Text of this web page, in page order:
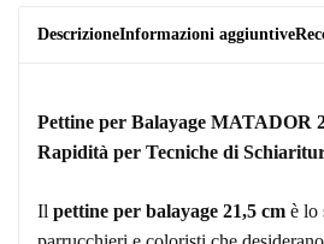
DescrizioneInformazioni aggiuntive
Pettine per Balayage MATADOR
Rapidità per Tecniche di
Il pettine per balayage 21,5 cm è lo